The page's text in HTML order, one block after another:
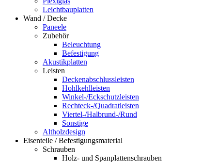
Leichtbauplatten
Wand / Decke
Paneele
Zubehör
Beleuchtung
Befestigung
Akustikplatten
Leisten
Deckenabschlussleisten
Hohlkehlleisten
Winkel-/Eckschutzleisten
Rechteck-/Quadratleisten
Viertel-/Halbrund-/Rund
Sonstige
Altholzdesign
Eisenteile / Befestigungsmaterial
Schrauben
Holz- und Spanplattenschrauben